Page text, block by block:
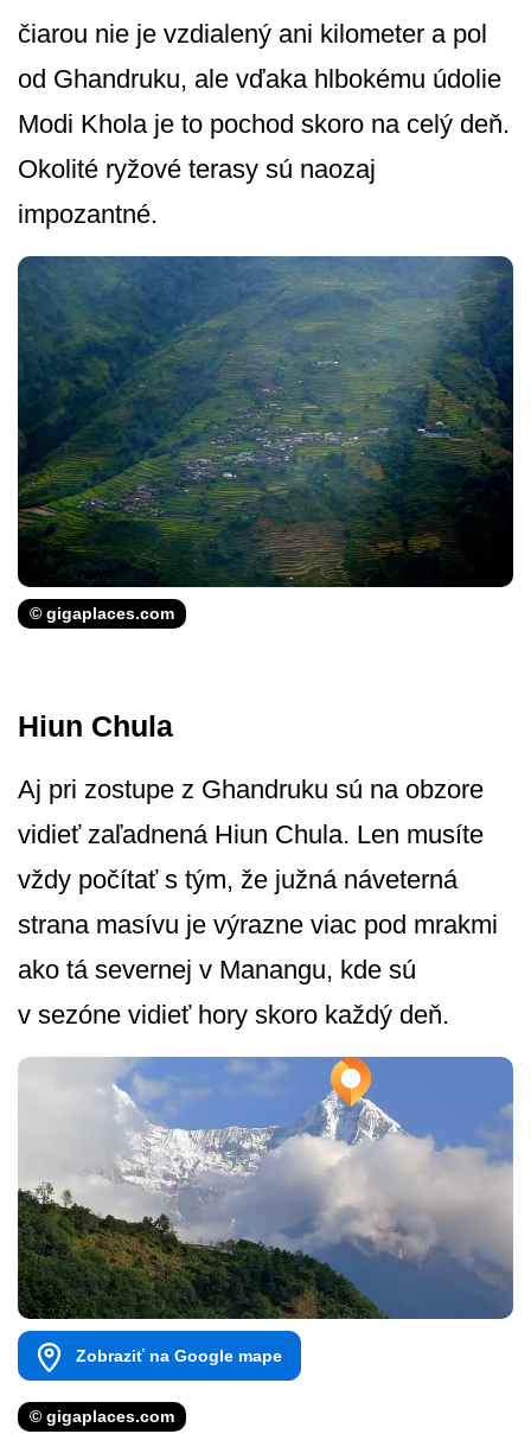
čiarou nie je vzdialený ani kilometer a pol
od Ghandruku, ale vďaka hlbokému údolie
Modi Khola je to pochod skoro na celý deň.
Okolité ryžové terasy sú naozaj
impozantné.
© gigaplaces.com
Hiun Chula
Aj pri zostupe z Ghandruku sú na obzore
vidieť zaľadnená Hiun Chula. Len musíte
vždy počítať s tým, že južná náveterná
strana masívu je výrazne viac pod mrakmi
ako tá severnej v Manangu, kde sú
v sezóne vidieť hory skoro každý deň.
Zobraziť na Google mape
© gigaplaces.com